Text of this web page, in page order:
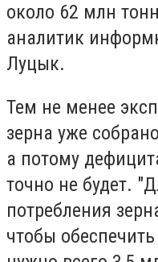
около 62 млн
аналитик
Луцык.
Тем не менее
зерна уже
а потому
точно не будет.
потребления
чтобы